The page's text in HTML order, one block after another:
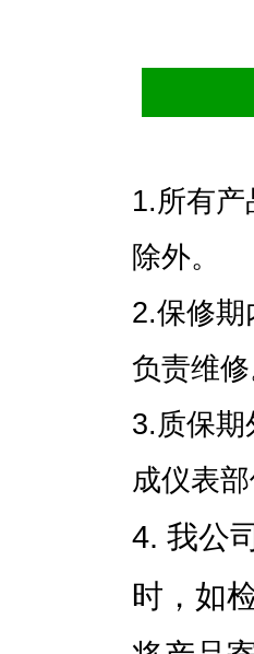
1.所有
除外。
2.保修期
负责维
3.质保
成仪表
4. 我公
时，如